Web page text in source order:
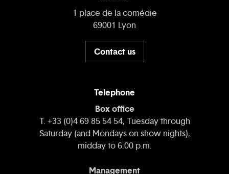
1 place de la comédie
69001 Lyon
Contact us
Telephone
Box office
T. +33 (0)4 69 85 54 54, Tuesday through
Saturday (and Mondays on show nights),
midday to 6:00 p.m.
Management